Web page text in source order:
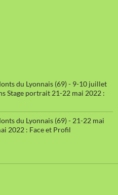
du Lyonnais (69) - 9-10 juillet
Stage portrait 21-22 mai 2022 :
du Lyonnais (69) - 21-22 mai
2022 : Face et Profil